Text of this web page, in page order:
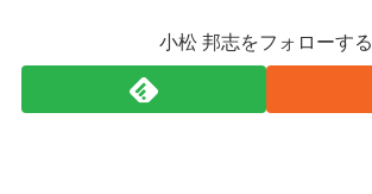
小松 邦志をフォローする